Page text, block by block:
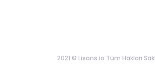
2021 © Lisans.io Tüm Hakları